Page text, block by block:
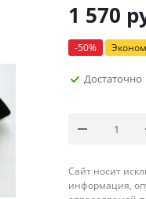
1 570
-50%
Достаточно
Сайт носит
информация,